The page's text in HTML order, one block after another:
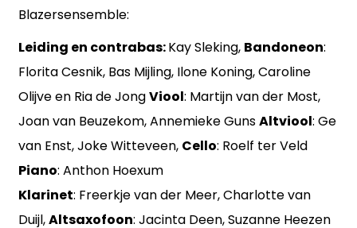
Blazersensemble:
Leiding en contrabas:Kay Sleking, Bandoneon:
Florita Cesnik, Bas Mijling, Ilone Koning,Caroline
Olijve en Ria de JongViool: Martijn van der Most,
Joan van Beuzekom, Annemieke GunsAltviool: Ge
van Enst, Joke Witteveen, Cello: Roelf ter Veld
Piano: Anthon Hoexum
Klarinet: Freerkje van der Meer, Charlotte van
Duijl,Altsaxofoon: Jacinta Deen, Suzanne Heezen